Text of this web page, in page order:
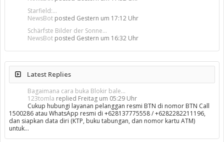
Starfield:...
NewsBot posted Gestern um 17:12 Uhr
Schärfste Bilder der Sonne...
NewsBot posted Gestern um 16:32 Uhr
Latest Replies
Bagaimana cara buka Blokir bale...
123tomla replied Freitag um 05:29 Uhr
Cukup hubungi layanan pelanggan resmi BTN di nomor BTN Call
1500286 atau WhatsApp resmi di +628137775558 / +6282282211196,
dan siapkan data diri (KTP, buku tabungan, dan nomor kartu ATM)
untuk…